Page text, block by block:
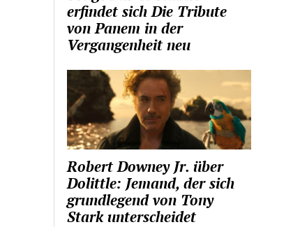
erfindet sich Die Tribute
von Panem in der
Vergangenheit neu
Robert Downey Jr. über
Dolittle: Jemand, der sich
grundlegend von Tony
Stark unterscheidet